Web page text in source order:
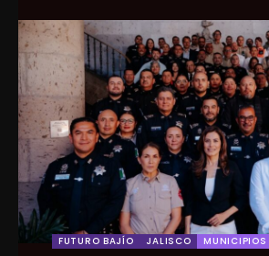
FUTURO BAJÍO JALISCO MUNICIPIOS